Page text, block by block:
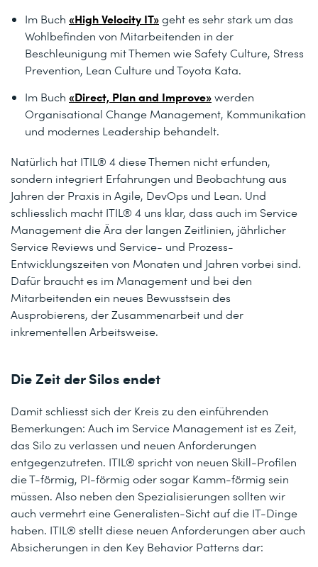
Im Buch «High Velocity IT»geht es sehr stark um das
Wohlbefinden von Mitarbeitenden in der
Beschleunigung mit Themen wie Safety Culture, Stress
Prevention, Lean Culture und Toyota Kata.
Im Buch «Direct, Plan and Improve»werden
Organisational Change Management, Kommunikation
und modernes Leadership behandelt.
Natürlich hat ITIL® 4 diese Themen nicht erfunden,
sondern integriert Erfahrungen und Beobachtung aus
Jahren der Praxis in Agile, DevOps und Lean. Und
schliesslich macht ITIL® 4 uns klar, dass auch im Service
Management die Ära der langen Zeitlinien, jährlicher
Service Reviews und Service- und Prozess-
Entwicklungszeiten von Monaten und Jahren vorbei sind.
Dafür braucht es im Management und bei den
Mitarbeitenden ein neues Bewusstsein des
Ausprobierens, der Zusammenarbeit und der
inkrementellen Arbeitsweise.
Die Zeit der Silos endet
Damit schliesst sich der Kreis zu den einführenden
Bemerkungen: Auch im Service Management ist es Zeit,
das Silo zu verlassen und neuen Anforderungen
entgegenzutreten. ITIL® spricht von neuen Skill-Profilen
die T-förmig, PI-förmig oder sogar Kamm-förmig sein
müssen. Also neben den Spezialisierungen sollten wir
auch vermehrt eine Generalisten-Sicht auf die IT-Dinge
haben. ITIL® stellt diese neuen Anforderungen aber auch
Absicherungen in den Key Behavior Patterns dar: